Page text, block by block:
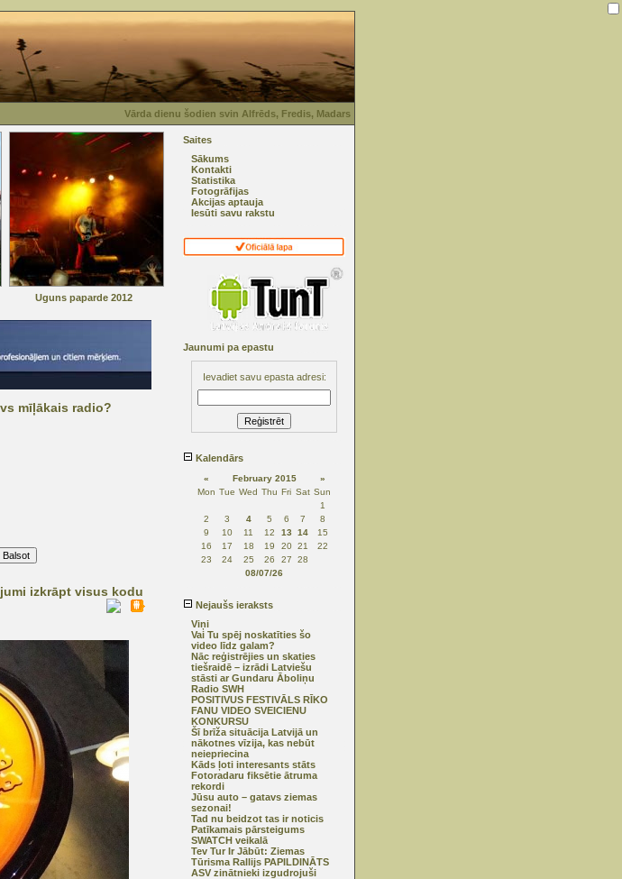
Vārda dienu šodien svin Alfrēds, Fredis, Madars
Uguns paparde 2012
mīļākais radio?
izkrāpt visus kodu
Saites
Sākums
Kontakti
Statistika
Fotogrāfijas
Akcijas aptauja
Iesūti savu rakstu
Jaunumi pa epastu
Ievadiet savu epasta adresi:
Kalendārs
« February 2015
»
Mon Tue Wed Thu Fri Sat Sun
1
2
3 4 5 6 7
8
9
10 11 12 13 14
15
16
17 18 19 20 21
22
23
24 25 26 27
28
08/07/26
Nejaušs ieraksts
Viņi
Vai Tu spēj noskatīties šo
video līdz galam?
Nāc reģistrējies un skaties
tiešraidē – izrādi Latviešu
stāsti ar Gundaru Āboliņu
Radio SWH
POSITIVUS FESTIVĀLS RĪKO
FANU VIDEO SVEICIENU
KONKURSU
Šī brīža situācija Latvijā un
nākotnes vīzija, kas nebūt
neiepriecina
Kāds ļoti interesants stāts
Fotoradaru fiksētie ātruma
rekordi
Jūsu auto – gatavs ziemas
sezonai!
Tad nu beidzot tas ir noticis
Patīkamais pārsteigums
SWATCH veikalā
Tev Tur Ir Jābūt: Ziemas
Tūrisma Rallijs PAPILDINĀTS
ASV zinātnieki izgudrojuši